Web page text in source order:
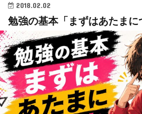
2018.02.02
勉強の基本「まずはあたまに